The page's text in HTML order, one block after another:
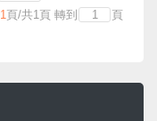
1頁/共1頁 轉到 頁